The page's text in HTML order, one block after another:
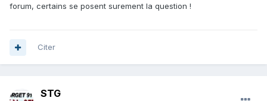
forum, certains se posent surement la question !
Citer
STG